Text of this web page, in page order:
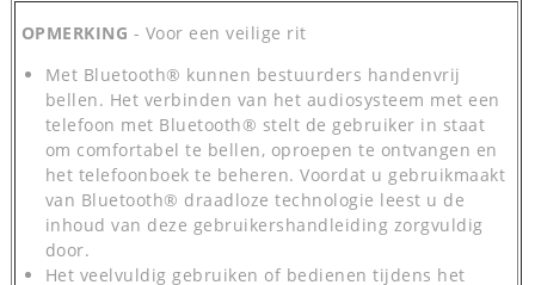
OPMERKING - Voor een veilige rit
Met Bluetooth® kunnen bestuurders handenvrij
bellen. Het verbinden van het audiosysteem met een
telefoon met Bluetooth® stelt de gebruiker in staat
om comfortabel te bellen, oproepen te ontvangen en
het telefoonboek te beheren. Voordat u gebruikmaakt
van Bluetooth® draadloze technologie leest u de
inhoud van deze gebruikershandleiding zorgvuldig
door.
Het veelvuldig gebruiken of bedienen tijdens het